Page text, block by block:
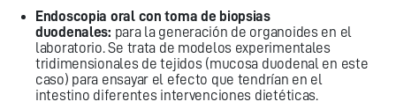
Endoscopia oral con toma de biopsias
duodenales: para la generación de organoides en el
laboratorio. Se trata de modelos experimentales
tridimensionales de tejidos (mucosa duodenal en este
caso) para ensayar el efecto que tendrían en el
intestino diferentes intervenciones dietéticas.